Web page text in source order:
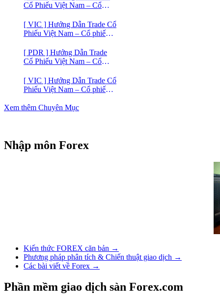
Cổ Phiếu Việt Nam – Cổ
[ VIC ] Hướng Dẫn Trade Cổ
Phiếu Việt Nam – Cổ phiếu
[ PDR ] Hướng Dẫn Trade
Cổ Phiếu Việt Nam – Cổ
[ VIC ] Hướng Dẫn Trade Cổ
Phiếu Việt Nam – Cổ phiếu
Xem thêm Chuyên Mục
Nhập môn Forex
Kiến thức FOREX căn bản →
Phương pháp phân tích & Chiến thuật giao dịch →
Các bài viết về Forex →
Phần mềm giao dịch sàn Forex.com